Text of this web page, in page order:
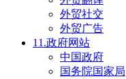
外贸社交
外贸广告
11.政府网站
中国政府
国务院国家局